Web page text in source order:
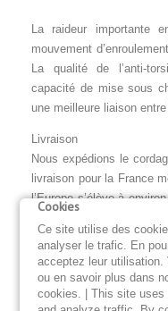
La raideur importante
mouvement
La qualité de l’anti-
capacité de mise sous
une meilleure liaison
Livraison
Nous expédions le
livraison pour la France
l’Europe s’élève à
Méditerranée
Garanties
Nos accessoires
Cookies
Ce site utilise des
analyser le trafic. En
acceptez leur utilisation.
ou en savoir plus dans
cookies. | This site uses